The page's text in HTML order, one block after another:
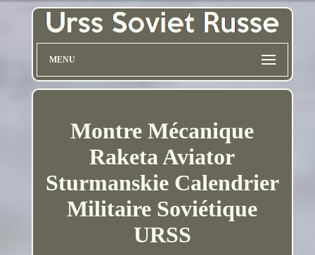
MENU
Montre Mécanique
Raketa Aviator
Sturmanskie Calendrier
Militaire Soviétique
URSS